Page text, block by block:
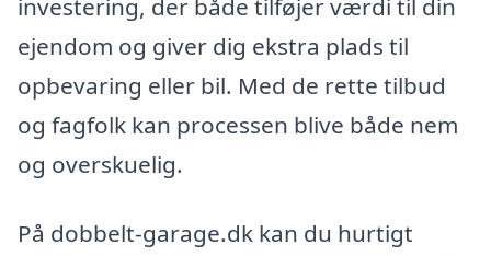
investering, der både tilføjer værdi til din
ejendom og giver dig ekstra plads til
opbevaring eller bil. Med de rette tilbud
og fagfolk kan processen blive både nem
og overskuelig.
På dobbelt-garage.dk kan du hurtigt